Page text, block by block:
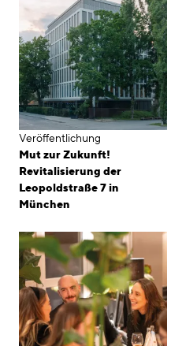
Veröffentlichung
Mut zur Zukunft!
Revitalisierung der
Leopoldstraße 7 in
München